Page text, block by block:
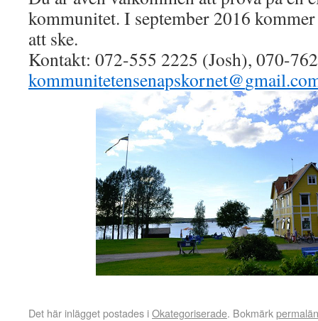
kommunitet. I september 2016
att ske.
Kontakt: 072-555 2225 (Josh), 070-
kommunitetensenapskornet@
Det här inlägget postades iOkategoriserade. Bokmärk